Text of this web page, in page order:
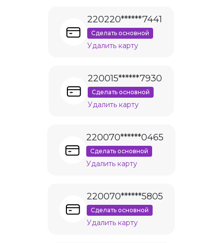
220220******7441
Сделать основной
Удалить карту
220015******7930
Сделать основной
Удалить карту
220070******0465
Сделать основной
Удалить карту
220070******5805
Сделать основной
Удалить карту